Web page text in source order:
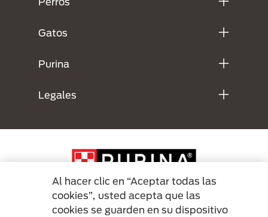
Gatos
Purina
Legales
Al hacer clic en “Aceptar todas las
cookies”, usted acepta que las
cookies se guarden en su dispositivo